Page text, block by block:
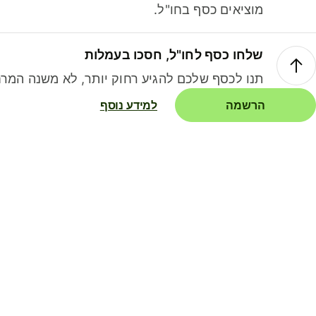
מוציאים כסף בחו"ל.
שלחו כסף לחו"ל, חסכו בעמלות
תנו לכסף שלכם להגיע רחוק יותר, לא משנה
הרשמה למידע נוסף